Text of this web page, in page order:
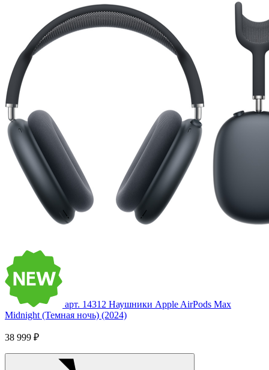
арт. 14312 Наушники Apple AirPods Max
Midnight (Темная ночь) (2024)
38 999 ₽